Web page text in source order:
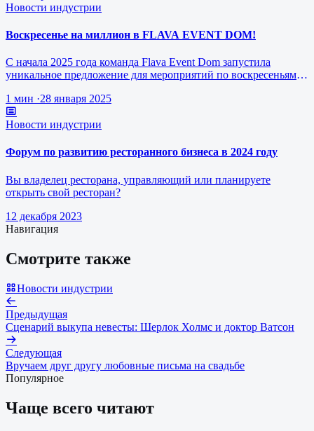
Новости индустрии
Воскресенье на миллион в FLAVA EVENT DOM!
С начала 2025 года команда Flava Event Dom запустила
уникальное предложение для мероприятий по воскресеньям за
1 мин ·28 января 2025
Новости индустрии
Форум по развитию ресторанного бизнеса в 2024 году
Вы владелец ресторана, управляющий или планируете
открыть свой ресторан?
12 декабря 2023
Навигация
Смотрите также
Новости индустрии
Предыдущая
Сценарий выкупа невесты: Шерлок Холмс и доктор Ватсон
Следующая
Вручаем друг другу любовные письма на свадьбе
Популярное
Чаще всего читают